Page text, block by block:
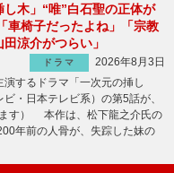
し木」“唯”白石聖の正体が
車椅子だったよね」「宗教
涼介がつらい」
ドラマ
2026年8月3日
するドラマ「一次元の挿し
・日本テレビ系）の第5話が、
す） 本作は、松下龍之介氏の
年前の人骨が、失踪した妹の